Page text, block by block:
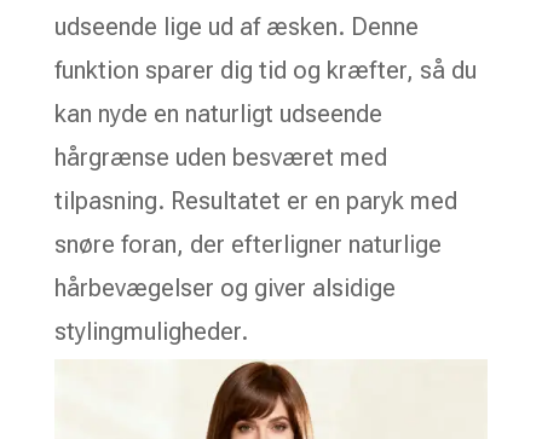
udseende lige ud af æsken. Denne
funktion sparer dig tid og kræfter, så du
kan nyde en naturligt udseende
hårgrænse uden besværet med
tilpasning. Resultatet er en paryk med
snøre foran, der efterligner naturlige
hårbevægelser og giver alsidige
stylingmuligheder.